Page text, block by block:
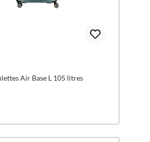
Air Base L 105 litres